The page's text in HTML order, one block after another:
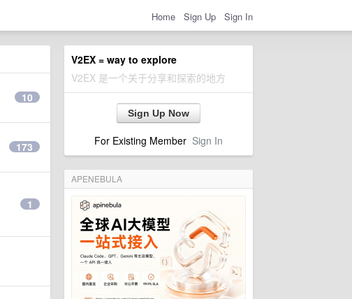
Home Sign Up Sign In
V2EX = way to explore
V2EX 是一个关于分享和探索的地方
Sign Up Now
For Existing Member Sign In
APENEBULA
10
173
1